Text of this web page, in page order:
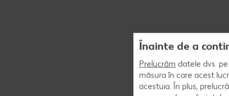
Înainte de a
Prelucrăm datele dvs.
măsura în care acest
acestuia. În plus,